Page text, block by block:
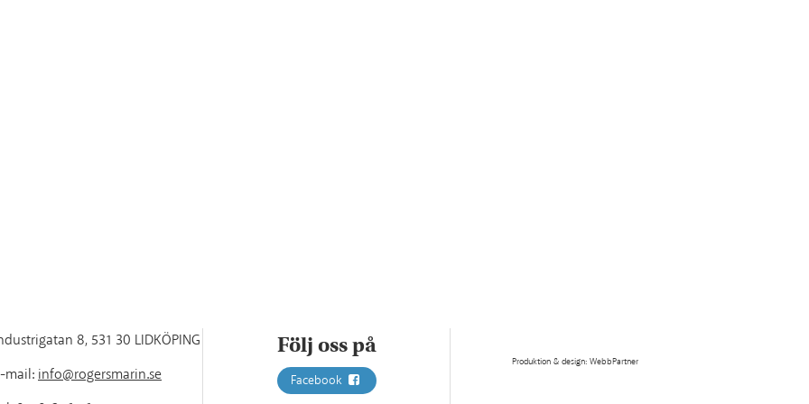
8, 531 30 LIDKÖPING
mail:info@rogersmarin.se
Följ oss på
Facebook
Produktion & design: WebbPartner